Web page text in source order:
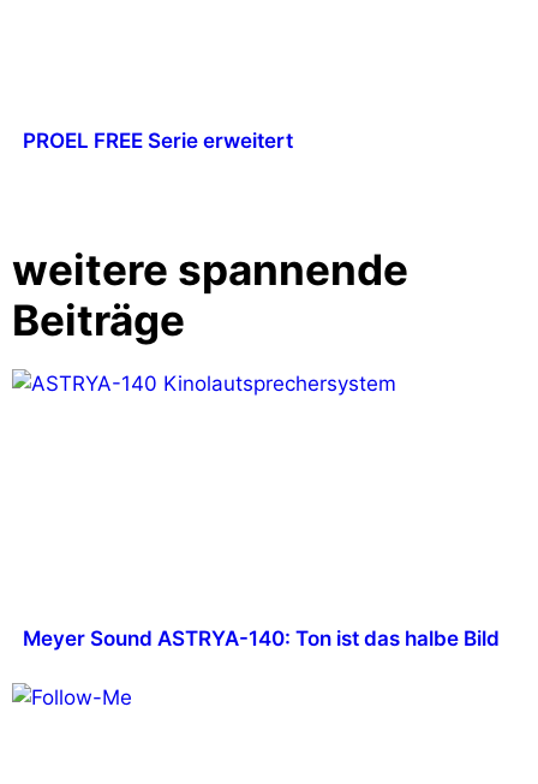
PROEL FREE Serie erweitert
weitere spannende
Beiträge
Meyer Sound ASTRYA-140: Ton ist das halbe Bild